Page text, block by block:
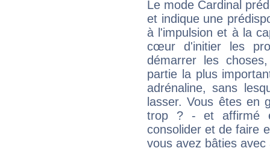
Le mode Cardinal
et indique une
à l'impulsion et à la
cœur d'initier les
démarrer les
partie la plus
adrénaline, sans
lasser. Vous êtes en
trop ? - et affirmé
consolider et de faire
vous avez bâties avec